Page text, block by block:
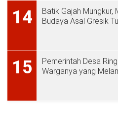
14
Batik Gajah Mungkur,
Budaya Asal Gresik
15
Pemerintah Desa
Warganya yang